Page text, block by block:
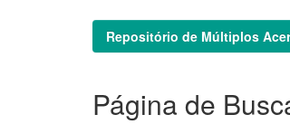
Repositório de Múltiplos
Página de